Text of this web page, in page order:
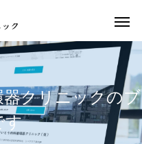
クリニックのブ
す